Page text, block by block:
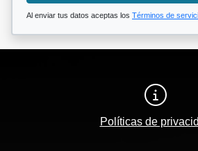
Al enviar tus datos aceptas los Términos de
Políticas de